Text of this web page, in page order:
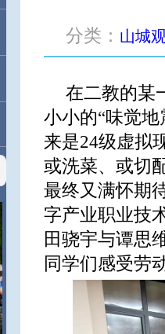
分类： 山城
在二教的某
小小的“味觉
来是24级虚拟
或洗菜、或切
最终又满怀期
字产业职业技
田骁宇与谭思
同学们感受劳